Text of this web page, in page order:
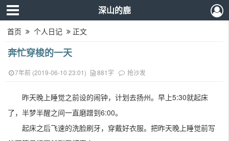
深山的鹿
首页 个人日记 正文
奔忙穿梭的一天
7年前 (2019-06-10 23:01) 881字 抢沙发
昨天晚上睡觉之前设的闹钟，计划去扬州。早上5:30就起床
了，半梦半醒之间一直磨蹭到6:00。
起床之后飞速的洗脸刷牙，穿戴好衣服。把昨天晚上睡觉前写